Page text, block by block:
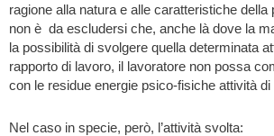
ragione alla natura e alle caratteristiche della
non è da escludersi che, anche là dove la
la possibilità di svolgere quella determinata
rapporto di lavoro, il lavoratore non possa
con le residue energie psico-fisiche attività
Nel caso in specie, però, l’attività svolta: